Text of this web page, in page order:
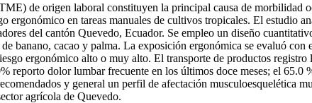
de origen laboral constituyen la principal causa de morbilidad
ergonómico en tareas manuales de cultivos tropicales. El estudio
del cantón Quevedo, Ecuador. Se empleo un diseño
banano, cacao y palma. La exposición ergonómica se evaluó
ergonómico alto o muy alto. El transporte de productos
reporto dolor lumbar frecuente en los últimos doce meses; el
y general un perfil de afectación
agrícola de Quevedo.